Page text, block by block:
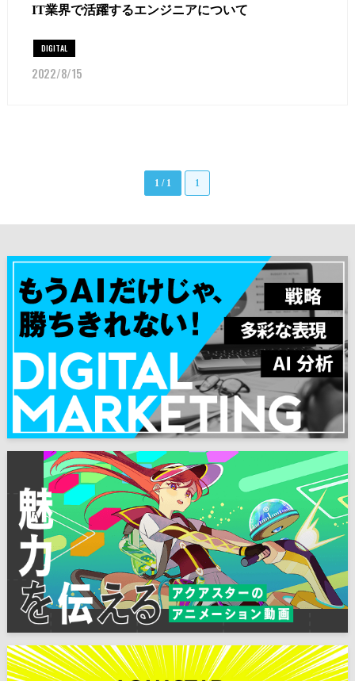
IT業界で活躍するエンジニアについて
DIGITAL
2022/8/15
1 / 1 1